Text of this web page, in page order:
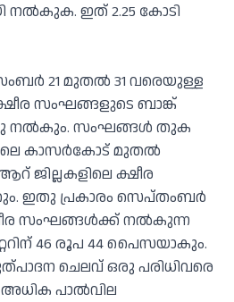
നല്‍കുക. ഇത് 2.25 കോടി
21 മുതല്‍ 31 വരെയുള്ള
സംഘങ്ങളുടെ ബാങ്ക്
നല്‍കും. സംഘങ്ങള്‍ തുക
കാസര്‍കോട് മുതല്‍
ജില്ലകളിലെ ക്ഷീര
ഇതു പ്രകാരം സെപ്തംബര്‍
സംഘങ്ങള്‍ക്ക് നല്‍കുന്ന
46 രൂപ 44 പൈസയാകും.
ചെലവ് ഒരു പരിധിവരെ
പാല്‍വില